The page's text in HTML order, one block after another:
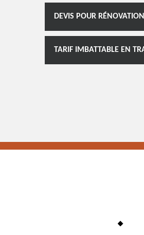
DEVIS POUR
TARIF IMBATTABLE EN